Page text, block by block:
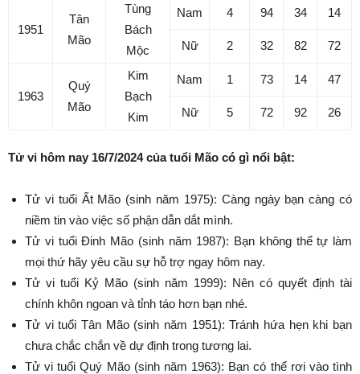
1951
Tân
Mão
Tùng
Bách
Mộc
Nam 4 94 34 14
Nữ 2 32 82 72
1963
Quý
Mão
Kim
Bạch
Kim
Nam 1 73 14 47
Nữ 5 72 92 26
Tử vi hôm nay 16/7/2024 của tuổi Mão có gì nổi bật:
Tử vi tuổi Ất Mão (sinh năm 1975): Càng ngày bạn càng có
niềm tin vào việc số phận dẫn dắt mình.
Tử vi tuổi Đinh Mão (sinh năm 1987): Bạn không thể tự làm
mọi thứ hãy yêu cầu sự hỗ trợ ngay hôm nay.
Tử vi tuổi Kỷ Mão (sinh năm 1999): Nên có quyết định tài
chính khôn ngoan và tỉnh táo hơn bạn nhé.
Tử vi tuổi Tân Mão (sinh năm 1951): Tránh hứa hẹn khi bạn
chưa chắc chắn về dự định trong tương lai.
Tử vi tuổi Quý Mão (sinh năm 1963): Bạn có thể rơi vào tình